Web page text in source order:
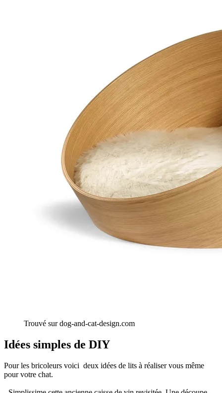
Trouvé sur dog-and-cat-design.com
Idées simples de DIY
Pour les bricoleurs voici deux idées de lits à réaliser vous même
pour votre chat.